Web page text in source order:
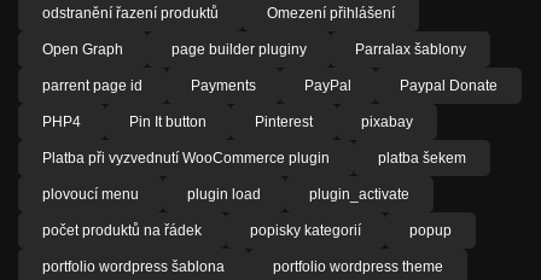
odstranění řazení produktů Omezení přihlášení
Open Graph page builder pluginy Parralax šablony
parrent page id Payments PayPal Paypal Donate
PHP4 Pin It button Pinterest pixabay
Platba při vyzvednutí WooCommerce plugin platba šekem
plovoucí menu plugin load plugin_activate
počet produktů na řádek popisky kategorií popup
portfolio wordpress šablona portfolio wordpress theme